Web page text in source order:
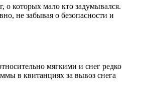
о которых мало кто задумывался.
не забывая о безопасности и
мягкими и снег редко
в квитанциях за вывоз снега